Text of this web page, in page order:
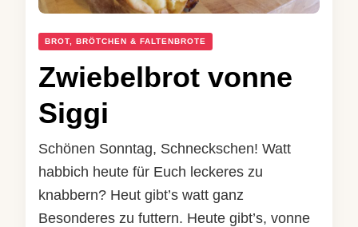
BROT, BRÖTCHEN & FALTENBROTE
Zwiebelbrot vonne
Siggi
Schönen Sonntag, Schneckschen! Watt
habbich heute für Euch leckeres zu
knabbern? Heut gibt’s watt ganz
Besonderes zu futtern. Heute gibt’s, vonne